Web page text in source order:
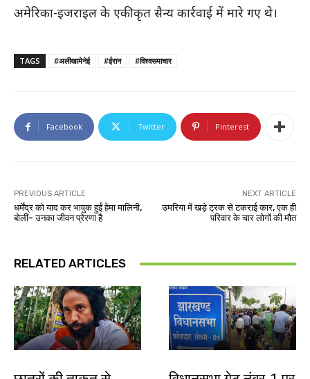
अमेरिका-इजराइल के एकीकृत सैन्य कार्रवाई में मारे गए थे।
TAGS #अलीखामेनेई #ईरान #विश्वसमाचार
Facebook Twitter Pinterest
PREVIOUS ARTICLE
धर्मेंद्र को याद कर भावुक हुईं हेमा मालिनी,
बोलीं- उनका जीवन प्रेरणा है
NEXT ARTICLE
उमरिया में खड़े ट्रक से टकराई कार, एक ही
परिवार के चार लोगों की मौत
RELATED ARTICLES